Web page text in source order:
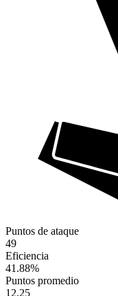
Puntos de ataque
49
Eficiencia
41.88%
Puntos promedio
12.25